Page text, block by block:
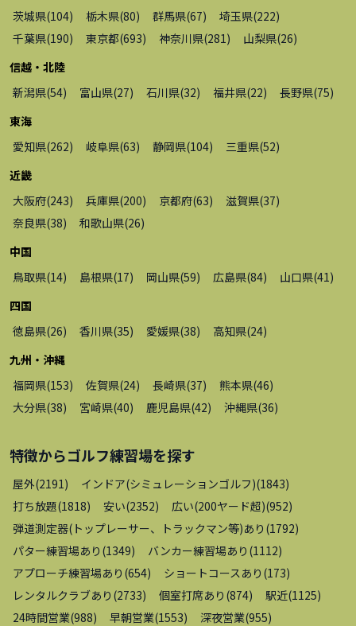
茨城県(104) 栃木県(80) 群馬県(67) 埼玉県(222)
千葉県(190) 東京都(693) 神奈川県(281 ) 山梨県(26)
信越・北陸
新潟県(54) 富山県(27) 石川県(32) 福井県(22) 長野県(75)
東海
愛知県(262) 岐阜県(63) 静岡県(104) 三重県(52)
近畿
大阪府(243) 兵庫県(200) 京都府(63) 滋賀県(37)
奈良県(38) 和歌山県(26)
中国
鳥取県(14) 島根県(17) 岡山県(59) 広島県(84) 山口県(41 )
四国
徳島県(26) 香川県(35) 愛媛県(38) 高知県(24)
九州・沖縄
福岡県(153) 佐賀県(24) 長崎県(37) 熊本県(46)
大分県(38) 宮崎県(40) 鹿児島県(42) 沖縄県(36)
特徴からゴルフ練習場を探す
屋外(2191 ) インドア(シミュレーションゴルフ)(1843)
打ち放題(1818) 安い(2352) 広い(200ヤード超)(952)
弾道測定器(トップレーサー、トラックマン等)あり (1792)
パター練習場あり (1349) バンカー練習場あり (1112)
アプローチ練習場あり (654) ショートコースあり (173)
レンタルクラブあり (2733) 個室打席あり (874) 駅近(1125)
24時間営業(988) 早朝営業(1553) 深夜営業(955)